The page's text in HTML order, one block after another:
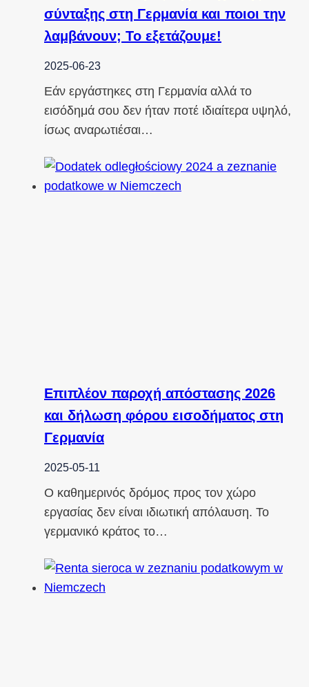
σύνταξης στη Γερμανία και ποιοι την
λαμβάνουν; Το εξετάζουμε!
2025-06-23
Εάν εργάστηκες στη Γερμανία αλλά το
εισόδημά σου δεν ήταν ποτέ ιδιαίτερα υψηλό,
ίσως αναρωτιέσαι…
Επιπλέον παροχή απόστασης 2026
και δήλωση φόρου εισοδήματος στη
Γερμανία
2025-05-11
Ο καθημερινός δρόμος προς τον χώρο
εργασίας δεν είναι ιδιωτική απόλαυση. Το
γερμανικό κράτος το…